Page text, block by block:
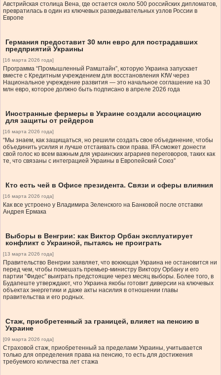
Австрийская столица Вена, где остается около 500 российских дипломатов,
превратилась в один из ключевых разведывательных узлов России в
Европе
Германия предоставит 30 млн евро для пострадавших
предприятий Украины
[16 марта 2026 года]
Программа “Промышленный Рамштайн”, которую Украина запускает
вместе с Кредитным учреждением для восстановления KfW через
Национальное учреждение развития — это начальное соглашение на 30
млн евро, которое должно быть подписано в апреле 2026 года
Иностранные фермеры в Украине создали ассоциацию
для защиты от рейдеров
[16 марта 2026 года]
“Мы знаем, как защищаться, но решили создать свое объединение, чтобы
объединить усилия и лучше отстаивать свои права. IFA сможет донести
свой голос ко всем важным для украинских аграриев переговоров, таких как
те, что связаны с интеграцией Украины в Европейский Союз”
Кто есть чей в Офисе президента. Связи и сферы влияния
[16 марта 2026 года]
Как все устроено у Владимира Зеленского на Банковой после отставки
Андрея Ермака
Выборы в Венгрии: как Виктор Орбан эксплуатирует
конфликт с Украиной, пытаясь не проиграть
[13 марта 2026 года]
Правительство Венгрии заявляет, что воюющая Украина не остановится ни
перед чем, чтобы помешать премьер-министру Виктору Орбану и его
партии “Фидес” выиграть предстоящие через месяц выборы. Более того, в
Будапеште утверждают, что Украина якобы готовит диверсии на ключевых
объектах энергетики и даже акты насилия в отношении главы
правительства и его родных.
Стаж, приобретенный за границей, влияет на пенсию в
Украине
[09 марта 2026 года]
Страховой стаж, приобретенный за пределами Украины, учитывается
только для определения права на пенсию, то есть для достижения
требуемого количества лет стажа